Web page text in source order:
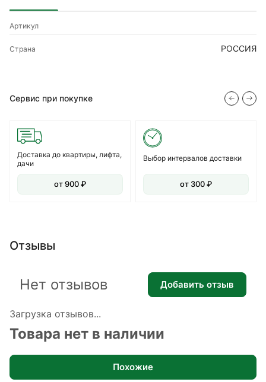
Артикул
Страна РОССИЯ
Сервис при покупке
Доставка до квартиры, лифта,
дачи
от 900 ₽
Выбор интервалов доставки
от 300 ₽
Отзывы
Загрузка отзывов...
Нет отзывов Добавить отзыв
Товара нет в наличии
Похожие